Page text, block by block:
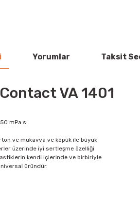
Yorumlar Taksit
VA 1401
mPa.s
ve mukavva ve köpük ile büyük
üzerinde iyi sertleşme özelliği
kendi içlerinde ve birbiriyle
üründür.